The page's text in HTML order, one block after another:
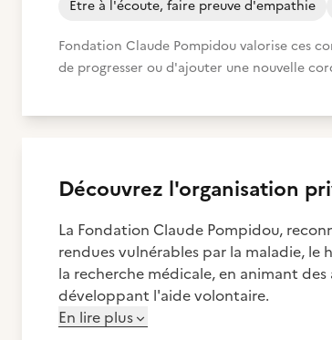
Etre à l'écoute, faire preuve d'empathie
Fondation Claude Pompidou valorise ces
de progresser ou d'ajouter une nouvelle
Découvrez l'organisation
La Fondation Claude Pompidou,
rendues vulnérables par la maladie,
la recherche médicale, en animant
développant l'aide volontaire.
En lire plus